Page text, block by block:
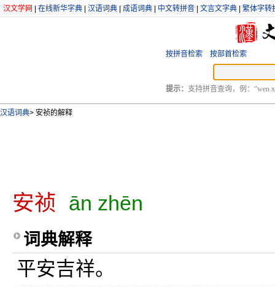
汉文学网 在线新华字典 汉语词典 成语词典 中文转拼音 文言文字典 繁体字转
按拼音检索 按部首检索
提示： 支持拼音查询，例：“wen
汉语词典> 安祯的解释
安祯 ān zhēn
词典解释
平安吉祥。